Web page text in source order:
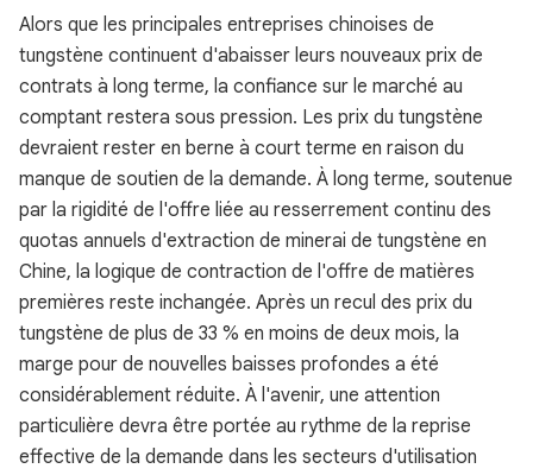
Alors que les principales entreprises chinoises de
tungstène continuent d'abaisser leurs nouveaux prix de
contrats à long terme, la confiance sur le marché au
comptant restera sous pression. Les prix du tungstène
devraient rester en berne à court terme en raison du
manque de soutien de la demande. À long terme, soutenue
par la rigidité de l'offre liée au resserrement continu des
quotas annuels d'extraction de minerai de tungstène en
Chine, la logique de contraction de l'offre de matières
premières reste inchangée. Après un recul des prix du
tungstène de plus de 33 % en moins de deux mois, la
marge pour de nouvelles baisses profondes a été
considérablement réduite. À l'avenir, une attention
particulière devra être portée au rythme de la reprise
effective de la demande dans les secteurs d'utilisation